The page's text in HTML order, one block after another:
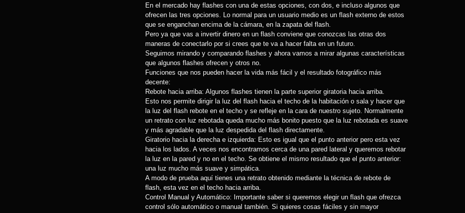
En el mercado hay flashes con una de estas opciones, con dos, e incluso algunos que
ofrecen las tres opciones. Lo normal para un usuario medio es un flash externo de estos
que se enganchan encima de la cámara, en la zapata del flash.
Pero ya que vas a invertir dinero en un flash conviene que conozcas las otras dos
maneras de conectarlo por si crees que te va a hacer falta en un futuro.
Seguimos mirando y comparando flashes y ahora vamos a mirar algunas características
que algunos flashes ofrecen y otros no.
Funciones que nos pueden hacer la vida más fácil y el resultado fotográfico más
decente:
Rebote hacia arriba: Algunos flashes tienen la parte superior giratoria hacia arriba.
Esto nos permite dirigir la luz del flash hacia el techo de la habitación o sala y hacer que
la luz del flash rebote en el techo y se refleje en la cara de nuestro sujeto. Normalmente
un retrato con luz rebotada queda mucho más bonito puesto que la luz rebotada es suave
y más agradable que la luz despedida del flash directamente.
Giratorio hacia la derecha e izquierda: Esto es igual que el punto anterior pero esta vez
hacia los lados. A veces nos encontramos cerca de una pared lateral y queremos rebotar
la luz en la pared y no en el techo. Se obtiene el mismo resultado que el punto anterior:
una luz mucho más suave y simpática.
A modo de prueba aquí tienes una retrato obtenido mediante la técnica de rebote de
flash, esta vez en el techo hacia arriba.
Control Manual y Automático: Importante saber si queremos elegir un flash que ofrezca
control sólo automático o manual también. Si quieres cosas fáciles y sin mayor